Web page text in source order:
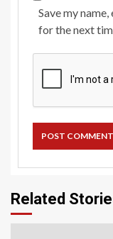
Save my
for the next
Related